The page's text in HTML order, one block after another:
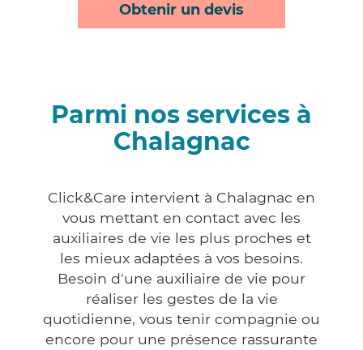
Obtenir un devis
Parmi nos services à
Chalagnac
Click&Care intervient à Chalagnac en
vous mettant en contact avec les
auxiliaires de vie les plus proches et
les mieux adaptées à vos besoins.
Besoin d'une auxiliaire de vie pour
réaliser les gestes de la vie
quotidienne, vous tenir compagnie ou
encore pour une présence rassurante